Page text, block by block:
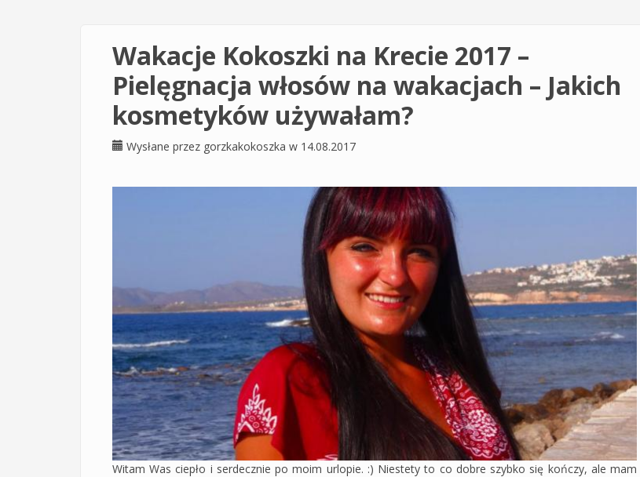
Wakacje Kokoszki na Krecie 2017 –
Pielęgnacja włosów na wakacjach – Jakich
kosmetyków używałam?
Wysłane przez gorzkakokoszka w 14.08.2017
Witam Was ciepło i serdecznie po moim urlopie. :) Niestety to co dobre szybko się kończy, ale mam